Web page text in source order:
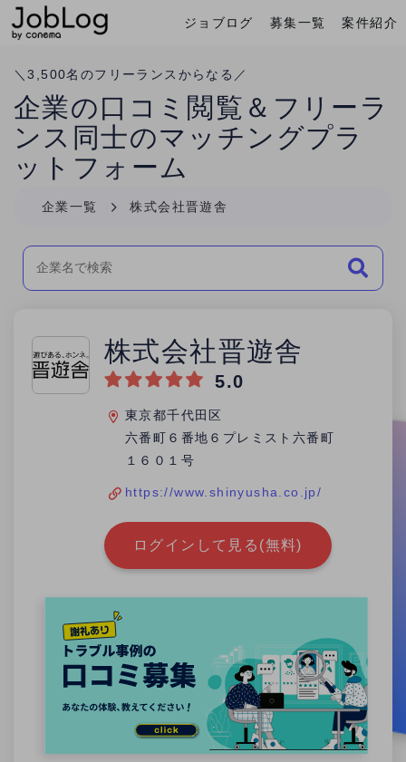
案件紹介
募集一覧
ジョブログ
＼3,500名のフリーランスからなる／
企業の口コミ閲覧＆フリーラ
ンス同士のマッチングプラ
ットフォーム
企業一覧 株式会社晋遊舎
株式会社晋遊舎
5.0
東京都千代田区
六番町６番地６プレミスト六番町
１６０１号
https://www.shinyusha.co.jp/
ログインして見る(無料)